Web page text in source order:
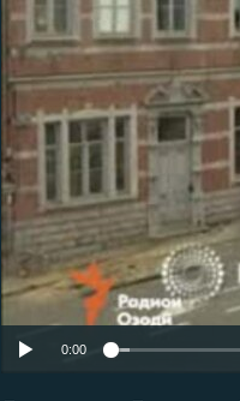
0:00